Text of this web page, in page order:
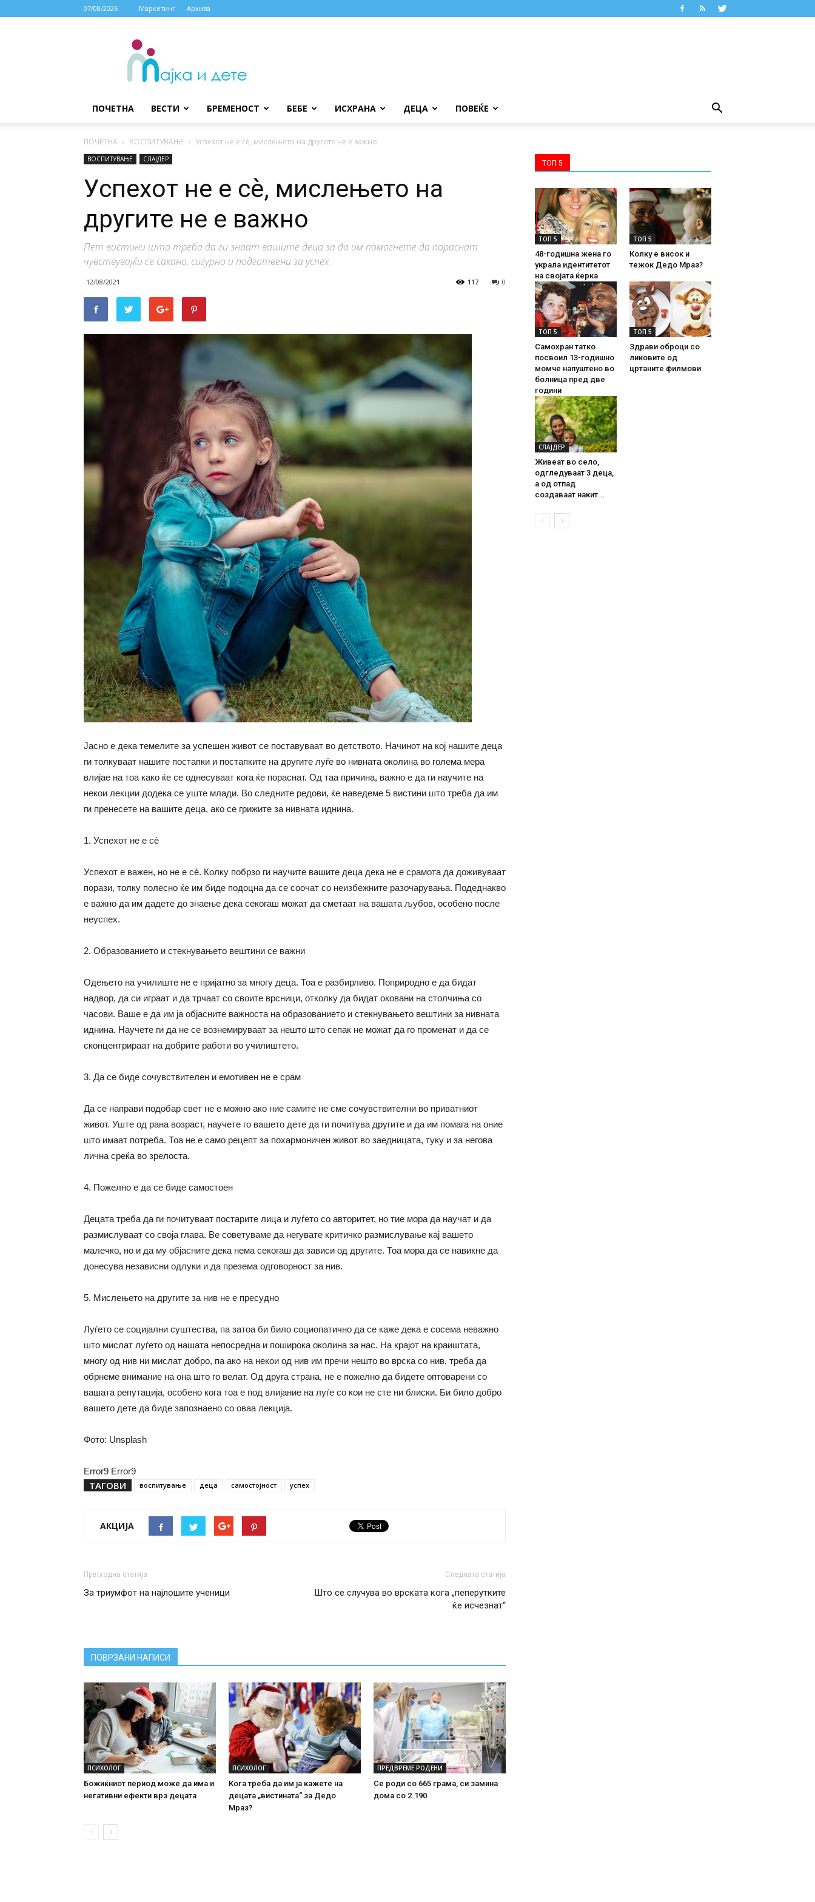
07/08/2026 Маркетинг Архива
МАЈКА
ДЕТЕ
ПОЧЕТНА ВЕСТИ БРЕМЕНОСТ БЕБЕ ИСХРАНА ДЕЦА ПОВЕЌЕ
ПОЧЕТНА ВОСПИТУВАЊЕ Успехот не е сè, мислењето на другите не е важно
ВОСПИТУВАЊЕ СЛАЈДЕР
Успехот не е сè, мислењето на
другите не е важно
Пет вистини што треба да ги знаат вашите деца за да им помогнете да пораснат
чувствувајќи се сакано, сигурно и подготвени за успех.
12/08/2021 0
117
Јасно е дека темелите за успешен живот се поставуваат во детството. Начинот на кој нашите деца
ги толкуваат нашите постапки и постапките на другите луѓе во нивната околина во голема мера
влијае на тоа како ќе се однесуваат кога ќе пораснат. Од таа причина, важно е да ги научите на
некои лекции додека се уште млади. Во следните редови, ќе наведеме 5 вистини што треба да им
ги пренесете на вашите деца, ако се грижите за нивната иднина.
1. Успехот не е сè
Успехот е важен, но не е сè. Колку побрзо ги научите вашите деца дека не е срамота да доживуваат
порази, толку полесно ќе им биде подоцна да се соочат со неизбежните разочарувања. Подеднакво
е важно да им дадете до знаење дека секогаш можат да сметаат на вашата љубов, особено после
неуспех.
2. Образованието и стекнувањето вештини се важни
Одењето на училиште не е пријатно за многу деца. Тоа е разбирливо. Поприродно е да бидат
надвор, да си играат и да трчаат со своите врсници, отколку да бидат оковани на столчиња со
часови. Ваше е да им ја објасните важноста на образованието и стекнувањето вештини за нивната
иднина. Научете ги да не се вознемируваат за нешто што сепак не можат да го променат и да се
сконцентрираат на добрите работи во училиштето.
3. Да се биде сочувствителен и емотивен не е срам
Да се направи подобар свет не е можно ако ние самите не сме сочувствителни во приватниот
живот. Уште од рана возраст, научете го вашето дете да ги почитува другите и да им помага на оние
што имаат потреба. Тоа не е само рецепт за похармоничен живот во заедницата, туку и за негова
лична среќа во зрелоста.
4. Пожелно е да се биде самостоен
Децата треба да ги почитуваат постарите лица и луѓето со авторитет, но тие мора да научат и да
размислуваат со своја глава. Ве советуваме да негувате критичко размислување кај вашето
малечко, но и да му објасните дека нема секогаш да зависи од другите. Тоа мора да се навикне да
донесува независни одлуки и да презема одговорност за нив.
5. Мислењето на другите за нив не е пресудно
Луѓето се социјални суштества, па затоа би било социопатично да се каже дека е сосема неважно
што мислат луѓето од нашата непосредна и поширока околина за нас. На крајот на краиштата,
многу од нив ни мислат добро, па ако на некои од нив им пречи нешто во врска со нив, треба да
обрнеме внимание на она што го велат. Од друга страна, не е пожелно да бидете оптоварени со
вашата репутација, особено кога тоа е под влијание на луѓе со кои не сте ни блиски. Би било добро
вашето дете да биде запознаено со оваа лекција.
Фото: Unsplash
Error9 Error9
ТАГОВИ воспитување деца самостојност успех
АКЦИЈА
Претходна статија
За триумфот на најлошите ученици
Следната статија
Што се случува во врската кога „пеперутките
ќе исчезнат“
ПОВРЗАНИ НАПИСИ
ПСИХОЛОГ
Божиќниот период може да има и
негативни ефекти врз децата
ПСИХОЛОГ
Кога треба да им ја кажете на
децата „вистината“ за Дедо
Мраз?
ПРЕДВРЕМЕ РОДЕНИ
Се роди со 665 грама, си замина
дома со 2.190
ТОП 5
ТОП 5
48-годишна жена го
украла идентитетот
на својата ќерка
ТОП 5
Колку е висок и
тежок Дедо Мраз?
ТОП 5
Самохран татко
посвоил 13-годишно
момче напуштено во
болница пред две
години
ТОП 5
Здрави оброци со
ликовите од
цртаните филмови
СЛАЈДЕР
Живеат во село,
одгледуваат 3 деца,
а од отпад
создаваат накит...